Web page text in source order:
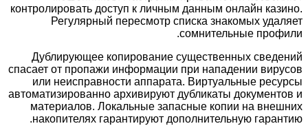
контролировать доступ к личным данным онлайн казино.
Регулярный пересмотр списка знакомых удаляет
сомнительные профили.
Дублирующее копирование существенных сведений
спасает от пропажи информации при нападении вирусов
или неисправности аппарата. Виртуальные ресурсы
автоматизированно архивируют дубликаты документов и
материалов. Локальные запасные копии на внешних
накопителях гарантируют дополнительную гарантию.